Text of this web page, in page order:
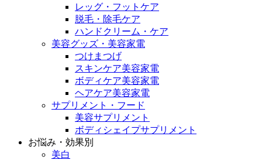
レッグ・フットケア
脱毛・除毛ケア
ハンドクリーム・ケア
美容グッズ・美容家電
つけまつげ
スキンケア美容家電
ボディケア美容家電
ヘアケア美容家電
サプリメント・フード
美容サプリメント
ボディシェイプサプリメント
お悩み・効果別
美白